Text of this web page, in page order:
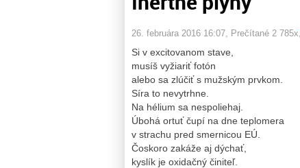
26. februára 2016 16:07 , Prečítané 2 785x,
Si v excitovanom stave,
musíš vyžiariť fotón
alebo sa zlúčiť s mužským prvkom.
Síra to nevytrhne.
Na hélium sa nespoliehaj.
Úbohá ortuť čupí na dne teplomera
v strachu pred smernicou EÚ.
Čoskoro zakáže aj dýchať,
kyslík je oxidačný činiteľ.